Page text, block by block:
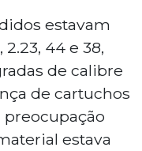
estavam
44 e 38,
de calibre
de cartuchos
preocupação
estava